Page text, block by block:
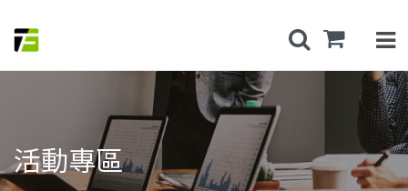
活動專區